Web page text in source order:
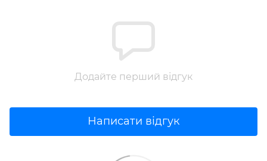
Додайте перший відгук
Написати відгук